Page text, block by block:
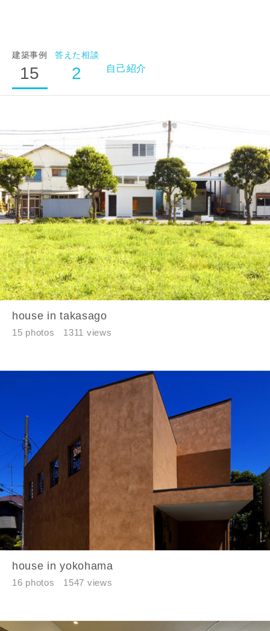
建築事例
15
答えた相談
2 自己紹介
house in takasago
15 photos 1311 views
house in yokohama
16 photos 1547 views